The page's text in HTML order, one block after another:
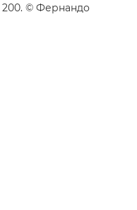
200. © Фернандо